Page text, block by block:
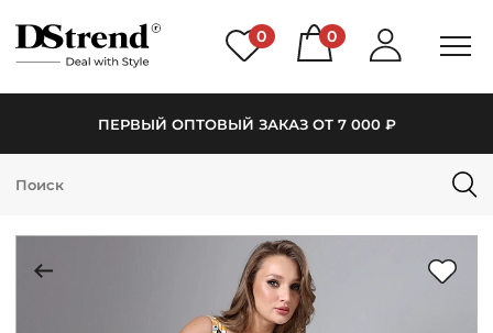
0 0
ПЕРВЫЙ ОПТОВЫЙ ЗАКАЗ ОТ 7 000 ₽
КАТАЛОГ
НОВИНКИ